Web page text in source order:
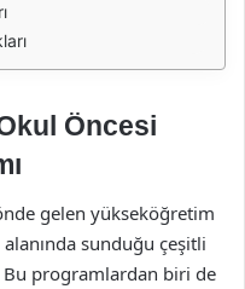
Öncesi
gelen yükseköğretim
sunduğu çeşitli
programlardan biri de